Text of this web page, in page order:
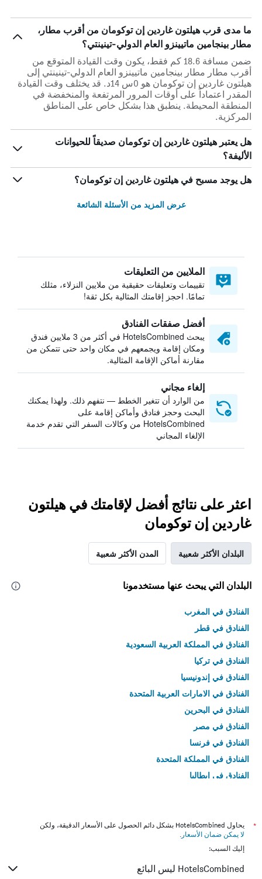
ما مدى قرب هيلتون غاردين إن توكومان من أقرب مطار،
مطار بينجامين ماتيينزو العام الدولي-تينينتي؟
ضمن مسافة 18.6 كم فقط، يكون وقت القيادة المتوقع من
أقرب مطار مطار بينجامين ماتيينزو العام الدولي-تينينتي إلى
هيلتون غاردين إن توكومان هو 0س 14د. قد يختلف وقت القيادة
المقدر اعتماداً على أوقات المرور المرتفعة والمنخفضة في
المنطقة المحيطة. ينطبق هذا بشكل خاص على المناطق
المركزية.
هل يعتبر هيلتون غاردين إن توكومان صديقاً للحيوانات
الأليفة؟
هل يوجد مسبح في هيلتون غاردين إن توكومان؟
عرض المزيد من الأسئلة الشائعة
الملايين من التعليقات
تقييمات وتعليقات حقيقية من ملايين النزلاء، مثلك
تمامًا. احجز إقامتك المثالية بكل ثقة!
أفضل صفقات الفنادق
يبحث HotelsCombined في أكثر من 3 ملايين فندق
ومكان إقامة ويجمعهم في مكان واحد حتى تتمكن من
مقارنة أماكن الإقامة المثالية.
إلغاء مجاني
من الوارد أن تتغير الخطط — نتفهم ذلك. ولهذا يمكنك
البحث وحجز فنادق وأماكن إقامة على
HotelsCombined من وكالات السفر التي تقدم خدمة
الإلغاء المجاني
اعثر على نتائج أفضل لإقامتك في هيلتون
غاردين إن توكومان
البلدان الأكثر شعبية المدن الأكثر شعبية
البلدان التي يبحث عنها مستخدمونا
الفنادق في المغرب
الفنادق في قطر
الفنادق في المملكة العربية السعودية
الفنادق في تركيا
الفنادق في إندونيسيا
الفنادق في الامارات العربية المتحدة
الفنادق في البحرين
الفنادق في مصر
الفنادق في فرنسا
الفنادق في المملكة المتحدة
الفنادق في إيطاليا
*
يحاول HotelsCombined بشكل دائم الحصول على الأسعار الدقيقة، ولكن
لا يمكن ضمان الأسعار .
إليك السبب:
HotelsCombined ليس البائع